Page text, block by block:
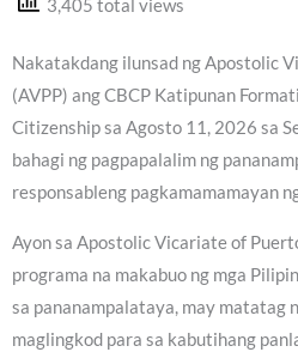
3,405 total views
Nakatakdang ilunsad ng Apostolic
(AVPP) ang CBCP Katipunan
Citizenship sa Agosto 11, 2026 sa
bahagi ng pagpapalalim ng
responsableng pagkamamamayan
Ayon sa Apostolic Vicariate of
programa na makabuo ng mga
sa pananampalataya, may matatag
maglingkod para sa kabutihang